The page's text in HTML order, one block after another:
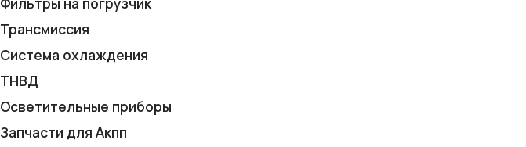
Трансмиссия
Система охлаждения
ТНВД
Осветительные приборы
Запчасти для Акпп